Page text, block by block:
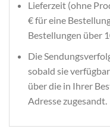
Lieferzeit (ohne
€ für eine
Bestellungen über
Die
sobald sie
über die in Ihrer
Adresse zugesandt.